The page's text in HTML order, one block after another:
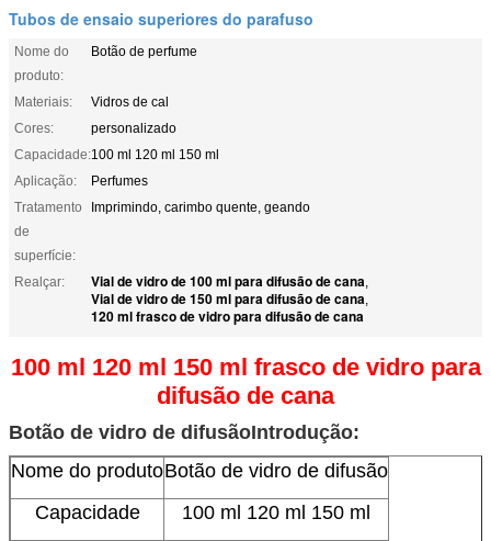
Tubos de ensaio superiores do parafuso
Nome do
produto:
Botão de perfume
Materiais:
Vidros de cal
Cores:
personalizado
Capacidade:100 ml 120 ml 150 ml
Aplicação:
Perfumes
Tratamento
de
superfície:
Imprimindo, carimbo quente, geando
Realçar: Vial de vidro de 100 ml para difusão de cana,
Vial de vidro de 150 ml para difusão de cana,
120 ml frasco de vidro para difusão de cana
100 ml 120 ml 150 ml frasco de vidro para
difusão de cana
Botão de vidro de difusãoIntrodução:
Nome do produtoBotão de vidro de difusão
Capacidade
100 ml 120 ml 150 ml